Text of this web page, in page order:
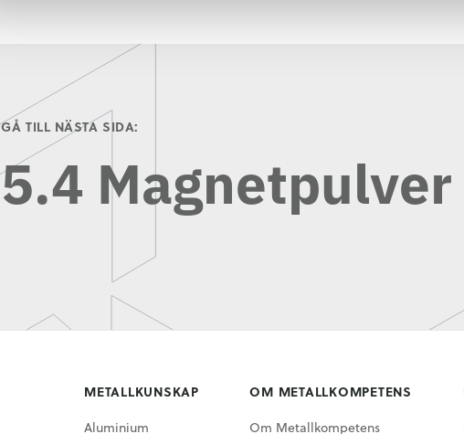
GÅ TILL NÄSTA SIDA:
5.4 Magnetpulver
METALLKUNSKAP
Aluminium
OM METALLKOMPETENS
Om Metallkompetens